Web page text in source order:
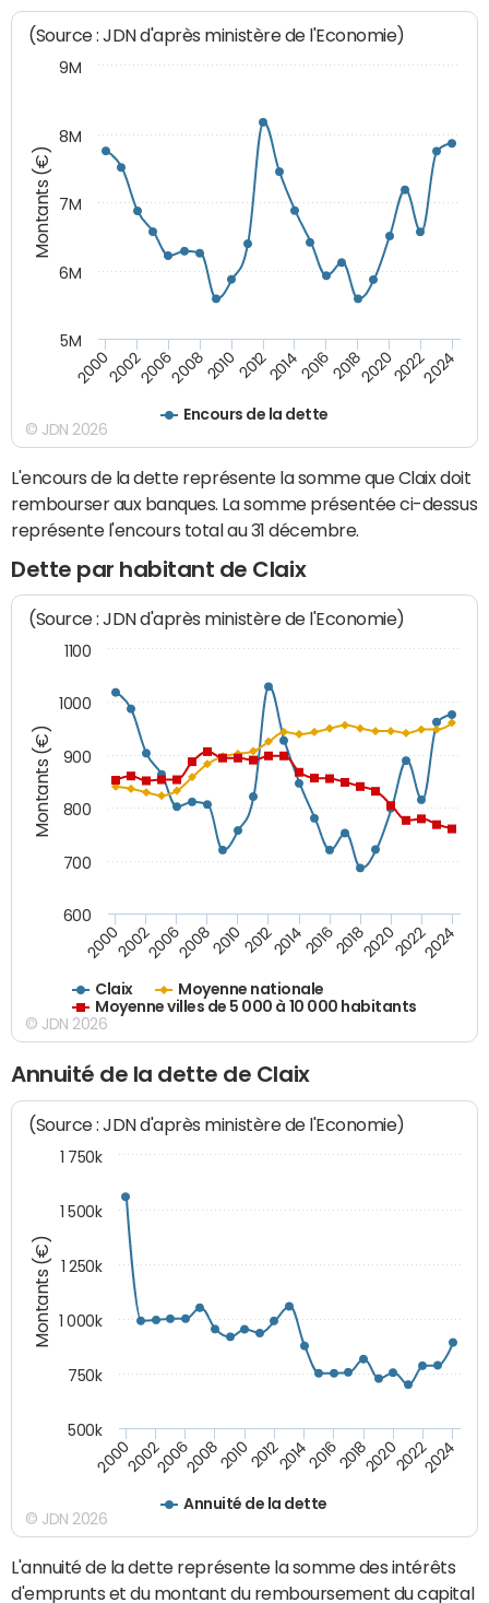
Montants (€)
(Source : JDN d'après ministère de l'Economie)
Encours de la dette
200020022006200820102012201420162018202020222024
5M
6M
7M
8M
9M
© JDN 2026
L'encours de la dette représente la somme que Claix doit
rembourser aux banques. La somme présentée ci-dessus
représente l'encours total au 31 décembre.
Dette par habitant de Claix
Montants (€)
(Source : JDN d'après ministère de l'Economie)
Claix
Moyenne nationale
Moyenne villes de 5 000 à 10 000 habitants
200020022006200820102012201420162018202020222024
600
700
800
900
1000
1100
© JDN 2026
Annuité de la dette de Claix
Montants (€)
(Source : JDN d'après ministère de l'Economie)
Annuité de la dette
200020022006200820102012201420162018202020222024
500k
750k
1 000k
1 250k
1 500k
1 750k
© JDN 2026
L'annuité de la dette représente la somme des intérêts
d'emprunts et du montant du remboursement du capital